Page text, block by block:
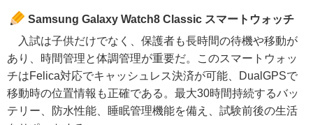
Samsung Galaxy Watch8 Classic スマートウォッチ
入試は子供だけでなく、保護者も長時間の待機や移動が
あり、時間管理と体調管理が重要だ。このスマートウォッ
チはFelica対応でキャッシュレス決済が可能、DualGPSで
移動時の位置情報も正確である。最大30時間持続するバッ
テリー、防水性能、睡眠管理機能を備え、試験前後の生活